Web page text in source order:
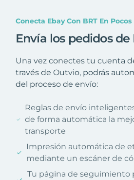
Conecta Ebay Con BRT En
Envía los pedidos de
Una vez conectes tu cuenta
través de Outvio, podrás
del proceso de envío:
Reglas de envío
de forma automática la
transporte
Impresión automática de
mediante un escáner de
Tu página de seguimiento